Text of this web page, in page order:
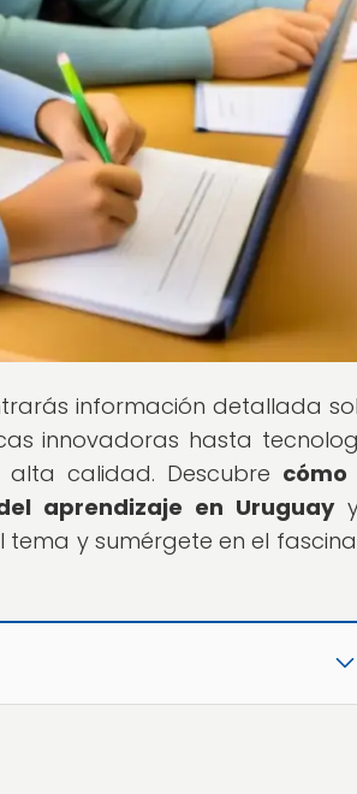
información detallada
innovadoras hasta
calidad. Descubre cómo
aprendizaje en Uruguay
tema y sumérgete en el